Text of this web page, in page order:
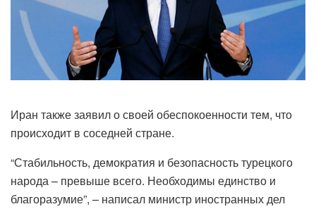
Иран также заявил о своей обеспокоенности тем, что
происходит в соседней стране.
“Стабильность, демократия и безопасность турецкого
народа – превыше всего. Необходимы единство и
благоразумие”, – написал министр иностранных дел